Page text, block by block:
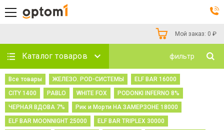
Мой заказ: 0 ₽
Каталог товаров фильтр
Все товары ЖЕЛЕЗО. POD-СИСТЕМЫ
ELF BAR 16000
CITY 1400
PABLO WHITE FOX
PODONKI INFERNO 8%
ЧЕРНАЯ ВДОВА 7%
Рик и Морти НА ЗАМЕРЗОНЕ 18000
ELF BAR MOONNIGHT 25000
ELF BAR TRIPLEX 30000